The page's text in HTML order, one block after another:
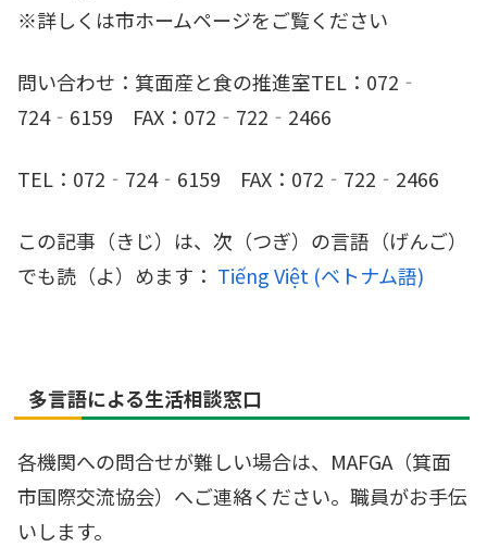
※詳しくは市ホームページをご覧ください
問い合わせ：箕面産と食の推進室TEL：072‐
724‐6159 FAX：072‐722‐2466
TEL：072‐724‐6159 FAX：072‐722‐2466
この記事（きじ）は、次（つぎ）の言語（げんご）
でも読（よ）めます： Tiếng Việt (ベトナム語)
多言語による生活相談窓口
各機関への問合せが難しい場合は、MAFGA（箕面
市国際交流協会）へご連絡ください。職員がお手伝
いします。